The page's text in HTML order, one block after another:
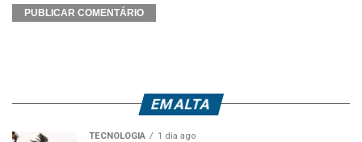
EM ALTA
TECNOLOGIA 1 dia ago